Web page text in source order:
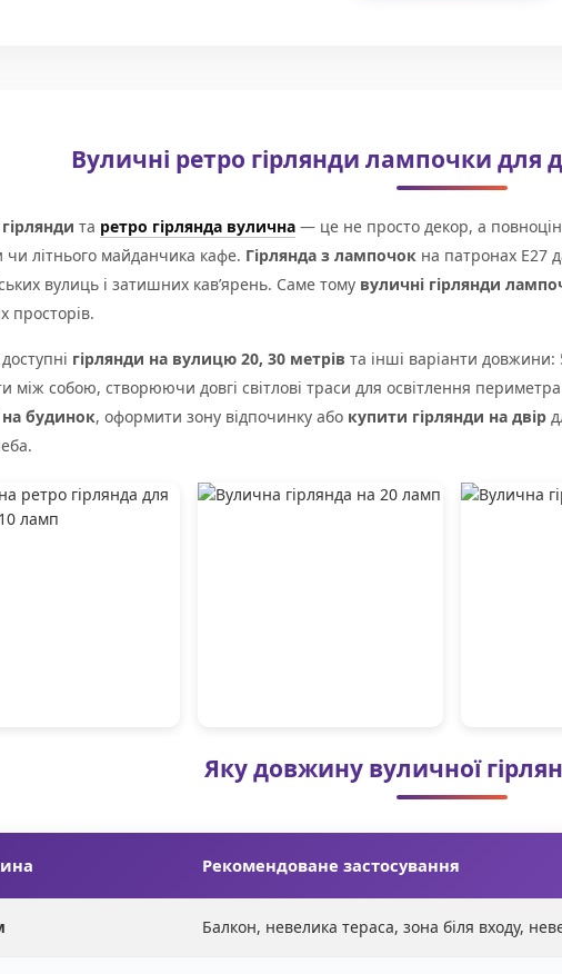
Вуличні ретро гірлянди лампочки для
та ретро гірлянда вулична — це не просто декор, а
чи літнього майданчика кафе. Гірлянда з лампочок на патронах E27
вулиць і затишних кав’ярень. Саме тому вуличні гірлянди
просторів.
гірлянди на вулицю 20, 30 метрів та інші варіанти довжини:
між собою, створюючи довгі світлові траси для освітлення
на будинок, оформити зону відпочинку або купити гірлянди на двір
Яку довжину вуличної
Рекомендоване застосування
Балкон, невелика тераса, зона біля входу,